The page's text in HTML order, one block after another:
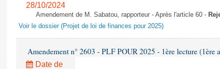
28/10/2024
Amendement de M. Sabatou, rapporteur - Après l'article 60 -
Voir le dossier (Projet de loi de finances pour 2025)
Amendement n° 2603 - PLF POUR 2025 - 1ère lecture (1ère
Date de